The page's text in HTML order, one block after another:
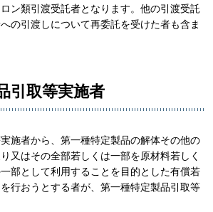
ン類引渡受託者となります。他の引渡受託
の引渡しについて再委託を受けた者も含ま
引取等実施者
施者から、第一種特定製品の解体その他の
又はその全部若しくは一部を原材料若しく
部として利用することを目的とした有償若
行おうとする者が、第一種特定製品引取等